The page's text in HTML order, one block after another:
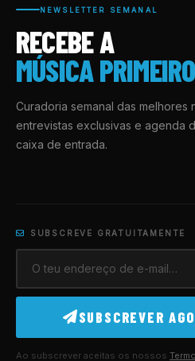
NEWSLETTER SEMANAL
RECEBE A
MÚSICA
Curadoria semanal das melhores
entrevistas exclusivas e agenda
caixa de entrada.
SUBSCREVE GRATUITAMENTE
SUBSCREVER
Ao subscrever aceitas os nossos